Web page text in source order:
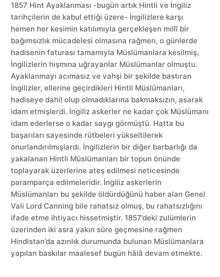
1857 Hint Ayaklanması -bugün artık Hintli ve İngiliz
tarihçilerin de kabul ettiği üzere- İngilizlere karşı
hemen her kesimin katılımıyla gerçekleşen millî bir
bağımsızlık mücadelesi olmasına rağmen, o günlerde
hadisenin faturası tamamıyla Müslümanlara kesilmiş,
İngilizlerin hışmına uğrayanlar Müslümanlar olmuştu.
Ayaklanmayı acımasız ve vahşi bir şekilde bastıran
İngilizler, ellerine geçirdikleri Hintli Müslümanları,
hadiseye dahil olup olmadıklarına bakmaksızın, asarak
idam etmişlerdi. İngiliz askerler ne kadar çok Müslümanı
idam ederlerse o kadar saygı görmüştü. Hatta bu
başarıları sayesinde rütbeleri yükseltilerek
onurlandırılmışlardı. İngilizlerin bir diğer barbarlığı da
yakalanan Hintli Müslümanları bir topun önünde
toplayarak üzerlerine ateş edilmesi neticesinde
paramparça edilmeleridir. İngiliz askerlerin
Müslümanları bu şekilde öldürdüğünü haber alan Genel
Vali Lord Canning bile rahatsız olmuş, bu rahatsızlığını
ifade etme ihtiyacı hissetmiştir. 1857’deki zulümlerin
üzerinden iki asra yakın süre geçmesine rağmen
Hindistan’da azınlık durumunda bulunan Müslümanlara
yapılan baskılar maalesef bugün hâlâ devam etmekte.